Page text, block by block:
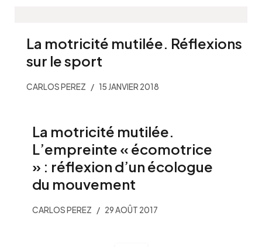
La motricité mutilée. Réflexions
sur le sport
CARLOS PEREZ 15 JANVIER 2018
La motricité mutilée.
L’empreinte « écomotrice
» : réflexion d’un écologue
du mouvement
CARLOS PEREZ 29 AOÛT 2017